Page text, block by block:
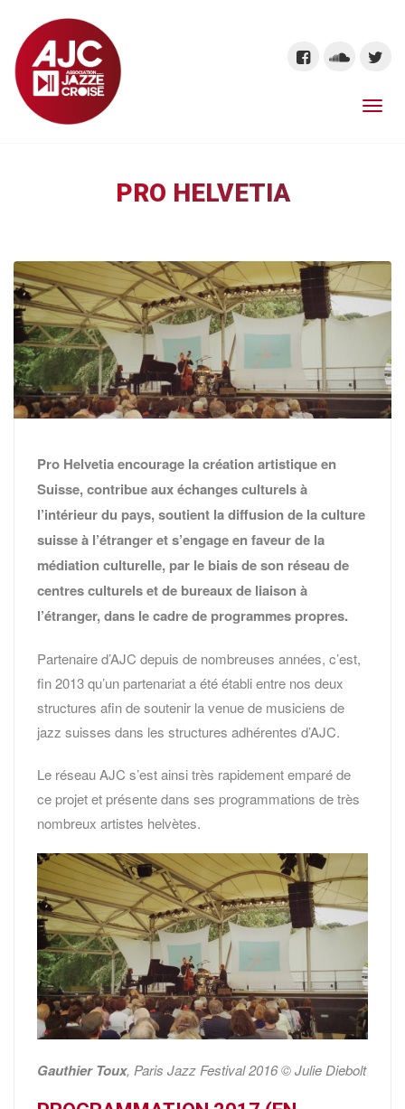
PRO HELVETIA
Pro Helvetia encourage la création artistique en
Suisse, contribue aux échanges culturels à
l’intérieur du pays, soutient la diffusion de la culture
suisse à l’étranger et s’engage en faveur de la
médiation culturelle, par le biais de son réseau de
centres culturels et de bureaux de liaison à
l’étranger, dans le cadre de programmes propres.
Partenaire d’AJC depuis de nombreuses années, c’est,
fin 2013 qu’un partenariat a été établi entre nos deux
structures afin de soutenir la venue de musiciens de
jazz suisses dans les structures adhérentes d’AJC.
Le réseau AJC s’est ainsi très rapidement emparé de
ce projet et présente dans ses programmations de très
nombreux artistes helvètes.
Gauthier Toux, Paris Jazz Festival 2016 © Julie Diebolt